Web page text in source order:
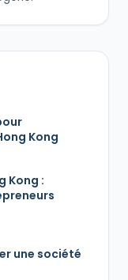
Kong
Kong :
une société